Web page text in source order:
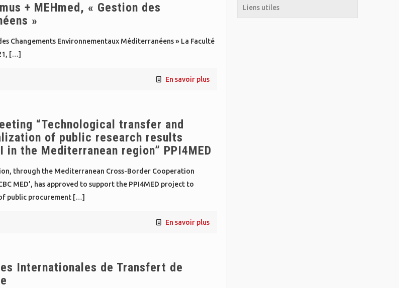
+ MEHmed, « Gestion des
»
Changements Environnementaux Méditerranéens » La Faculté
[…]
En savoir plus
“Technological transfer and
of public research results
in the Mediterranean region” PPI4MED
through the Mediterranean Cross-Border Cooperation
MED’, has approved to support the PPI4MED project to
public procurement[…]
En savoir plus
Internationales de Transfert de
Liens utiles